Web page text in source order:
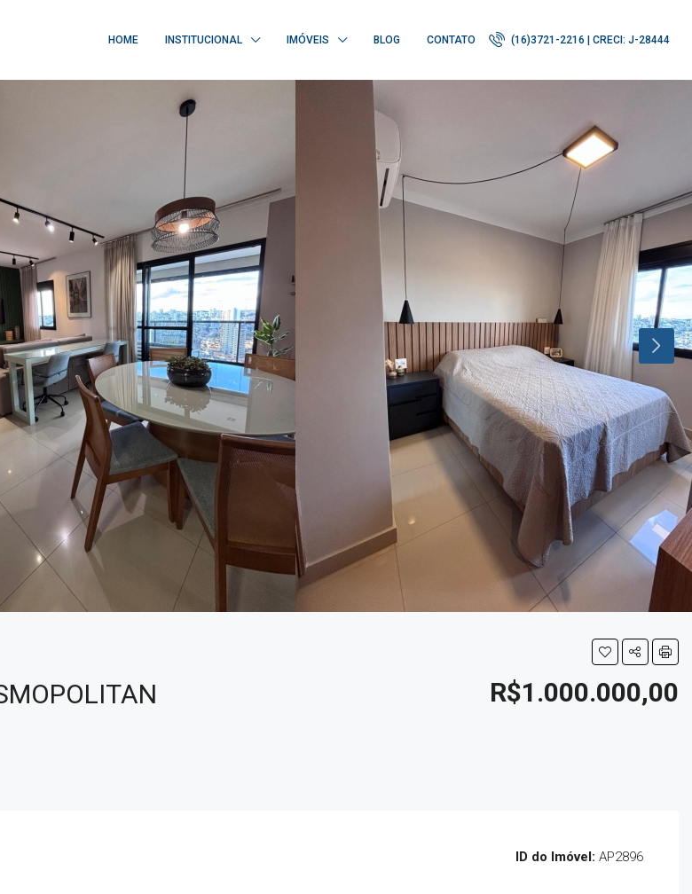
HOME INSTITUCIONAL IMÓVEIS BLOG CONTATO (16)3721-2216 | CRECI: J-28444
R$1.000.000,00
ID do Imóvel: AP2896